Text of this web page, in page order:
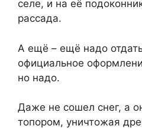
селе, и на её
рассада.
А ещё – ещё надо
официальное
но надо.
Даже не сошел снег, а
топором, уничтожая